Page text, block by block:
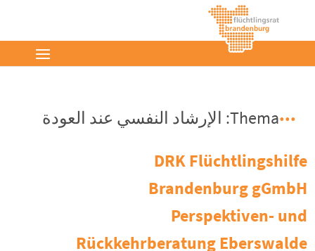
Thema: الإرشاد النفسي عند العودة
DRK Flüchtlingshilfe
Brandenburg gGmbH
Perspektiven- und
Rückkehrberatung Eberswalde